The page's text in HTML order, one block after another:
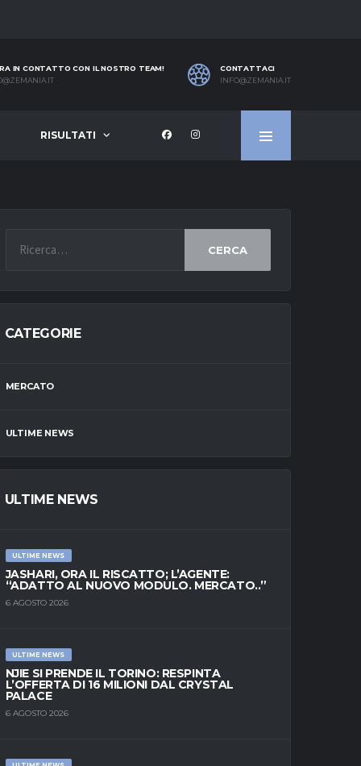
IN CONTATTO CON IL NOSTRO TEAM!
CONTATTACI
INFO@ZEMANIA.IT
RISULTATI
CERCA
CATEGORIE
MERCATO
ULTIME NEWS
ULTIME NEWS
ULTIME NEWS
JASHARI, ORA IL RISCATTO; L’AGENTE:
“ADATTO AL NUOVO MODULO. MERCATO..”
6 AGOSTO 2026
ULTIME NEWS
NJIE SI PRENDE IL TORINO: RESPINTA
L’OFFERTA DI 16 MILIONI DAL CRYSTAL
PALACE
6 AGOSTO 2026